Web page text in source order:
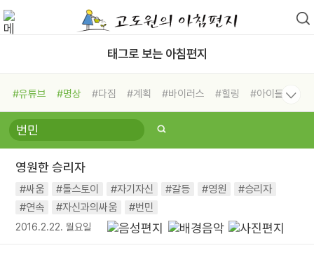
태그로 보는 아침편지
#유튜브 #명상 #다짐 #계획 #바이러스 #힐링
#아이들
#비전캠프
#독서캠프 #삶
#희망
#나눔 #친구 #링컨학교
#독서
#건강 #면역력
영원한 승리자
#싸움 #톨스토이 #자기자신 #갈등 #영원
#승리자
#연속
#자신과의싸움 #번민
2016.2.22. 월요일